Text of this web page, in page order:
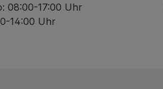
08:00-17:00 Uhr
14:00 Uhr